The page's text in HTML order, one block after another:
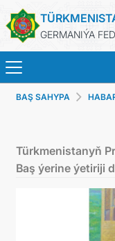
GERMANIÝA
BAŞ SAHYPA
Türkmenistanyň
Baş ýerine ýetiriji